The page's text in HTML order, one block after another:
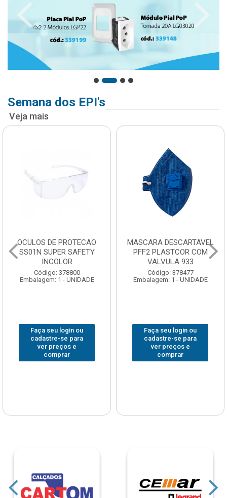
Semana dos EPI's
Veja mais
OCULOS DE PROTECAO
SS01N SUPER SAFETY
INCOLOR
Código: 378800
Embalagem: 1 - UNIDADE
Faça seu login ou
cadastre-se para
ver preços e
comprar
MASCARA DESCARTAVEL
PFF2 PLASTCOR COM
VALVULA 933
Código: 378477
Embalagem: 1 - UNIDADE
Faça seu login ou
cadastre-se para
ver preços e
comprar